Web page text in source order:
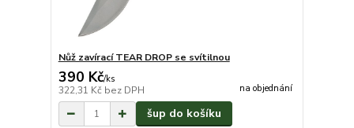
Nůž zavírací TEAR DROP se svítilnou
390 Kč/ks
322,31 Kč bez DPH na objednání
šup do košíku